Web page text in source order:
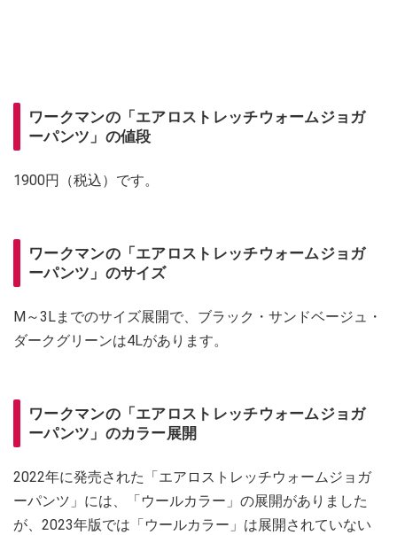
ワークマンの「エアロストレッチウォームジョガ
ーパンツ」の値段
1900円（税込）です。
ワークマンの「エアロストレッチウォームジョガ
ーパンツ」のサイズ
M～3Lまでのサイズ展開で、ブラック・サンドベージュ・
ダークグリーンは4Lがあります。
ワークマンの「エアロストレッチウォームジョガ
ーパンツ」のカラー展開
2022年に発売された「エアロストレッチウォームジョガ
ーパンツ」には、「ウールカラー」の展開がありました
が、2023年版では「ウールカラー」は展開されていない